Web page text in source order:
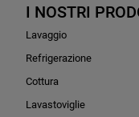
I NOSTRI
Lavaggio
Refrigerazione
Cottura
Lavastoviglie